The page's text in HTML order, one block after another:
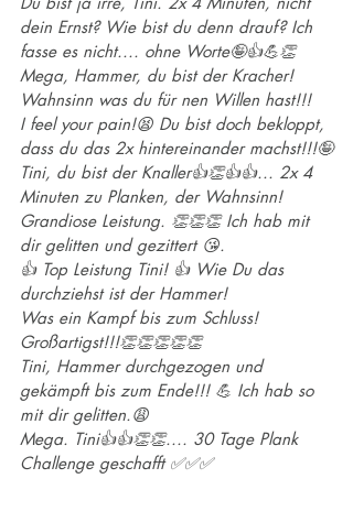
dein Ernst? Wie bist du denn drauf? Ich
fasse es nicht.... ohne Worte🤪👍💪👏
Mega, Hammer, du bist der Kracher!
Wahnsinn was du für nen Willen hast!!!
I feel your pain!😫 Du bist doch bekloppt,
dass du das 2x hintereinander machst!!!🤪
Tini, du bist der Knaller👍👏👍👍... 2x 4
Minuten zu Planken, der Wahnsinn!
Grandiose Leistung. 👏👏👏 Ich hab mit
dir gelitten und gezittert 😘.
👍 Top Leistung Tini! 👍 Wie Du das
durchziehst ist der Hammer!
Was ein Kampf bis zum Schluss!
Großartigst!!!👏👏👏👏👏
Tini, Hammer durchgezogen und
gekämpft bis zum Ende!!! 💪 Ich hab so
mit dir gelitten.😩
Mega. Tini👍👍👏👏.... 30 Tage Plank
Challenge geschafft ✅✅✅